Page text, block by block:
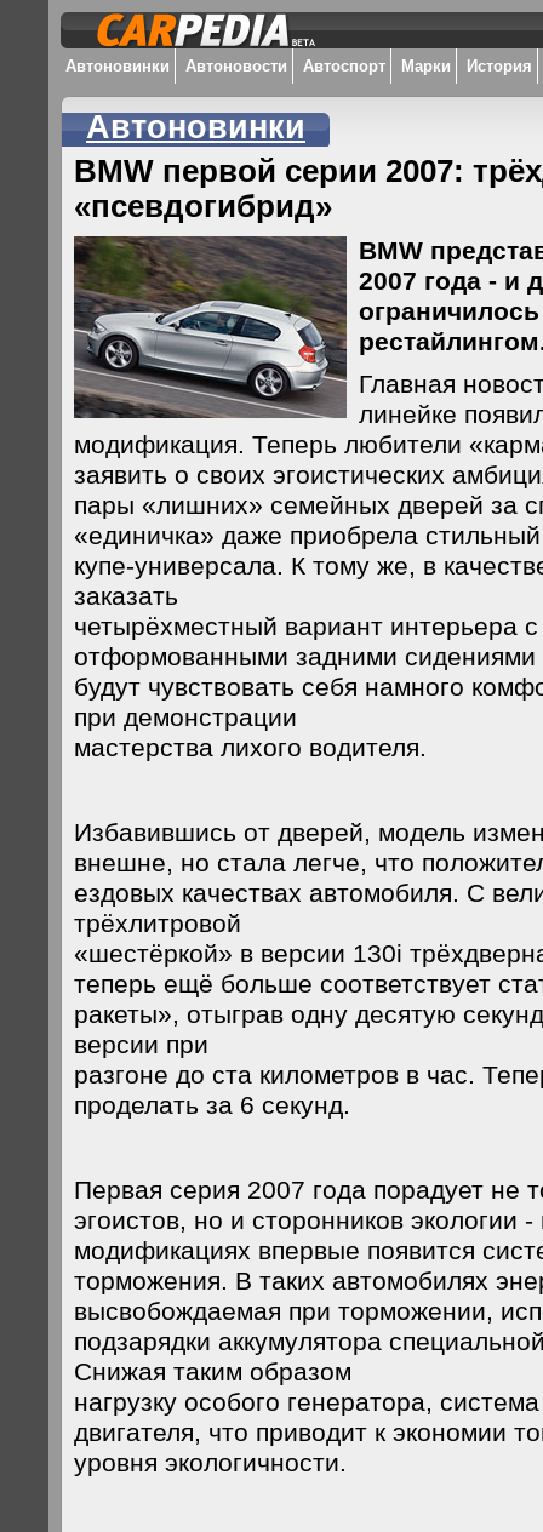
Автоновинки Автоновости Автоспорт Марки История
Автоновинки
BMW первой серии 2007:
«псевдогибрид»
BMW
2007 года - и
Главная
линейке
модификация. Теперь любители
заявить о своих эгоистических
пары «лишних» семейных дверей за
«единичка» даже приобрела
купе-универсала. К тому же, в
заказать
четырёхместный вариант интерьера с
отформованными задними сидениями
будут чувствовать себя намного
при демонстрации
мастерства лихого водителя.
Избавившись от дверей, модель
внешне, но стала легче, что
ездовых качествах автомобиля. С
трёхлитровой
«шестёркой» в версии 130i
теперь ещё больше соответствует
ракеты», отыграв одну десятую
версии при
разгоне до ста километров в час.
проделать за 6 секунд.
Первая серия 2007 года порадует не
эгоистов, но и сторонников экологии
модификациях впервые появится
торможения. В таких автомобилях
высвобождаемая при торможении,
подзарядки аккумулятора
Снижая таким образом
нагрузку особого генератора,
двигателя, что приводит к экономии
уровня экологичности.